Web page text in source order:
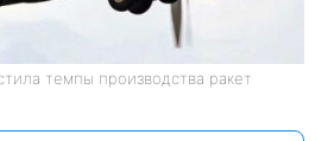
темпы производства ракет